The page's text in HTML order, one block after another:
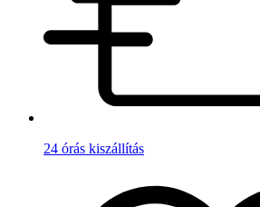
24 órás kiszállítás